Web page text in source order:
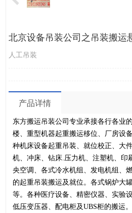
北京设备吊装公司之吊装搬运
人工吊装
产品详情
东方搬运吊装公司专业承接各行各业
楼、重型机器起重搬运移位、厂房设
种机床设备起重吊装、就位校正、大
机、冲床、钻床.压力机、注塑机、
央空调、各式冷水机组、发电机组、
的起重吊装搬运及就位。各式锅炉大
等。各种医疗设备、精密仪器、实验
低压变压器、配电柜及UBS柜的搬运。